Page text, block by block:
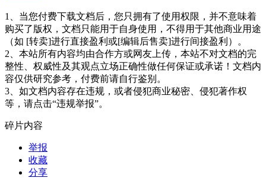
1、当您付费下载文档后，您只拥有了使用权限，并不意味着
购买了版权，文档只能用于自身使用，不得用于其他商业用途
（如 [转卖]进行直接盈利或[编辑后售卖]进行间接盈利）。
2、本站所有内容均由合作方或网友上传，本站不对文档的完
整性、权威性及其观点立场正确性做任何保证或承诺！文档内
容仅供研究参考，付费前请自行鉴别。
3、如文档内容存在违规，或者侵犯商业秘密、侵犯著作权
等，请点击“违规举报”。
碎片内容
举报
收藏
分享